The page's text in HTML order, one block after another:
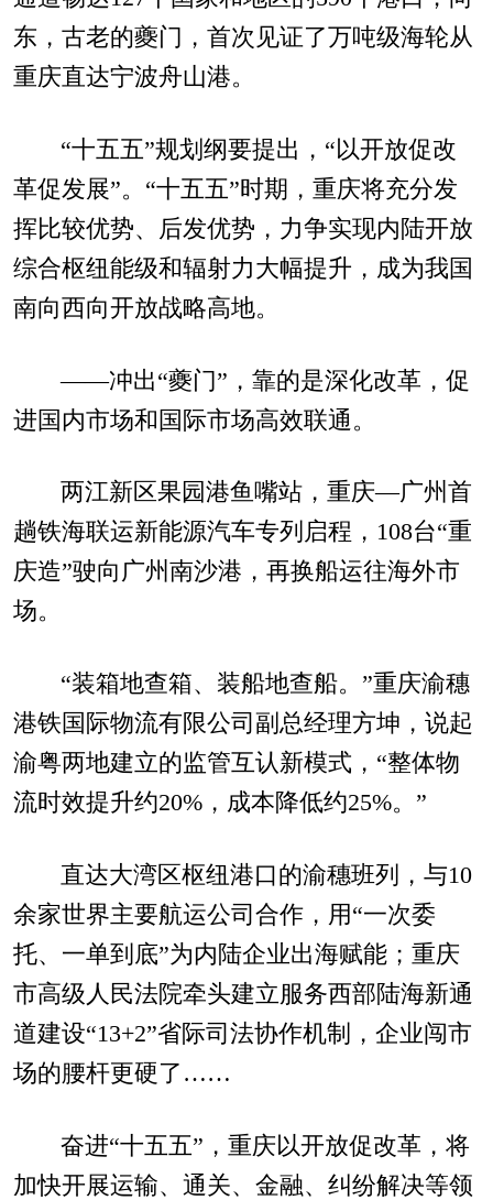
东，古老的夔门，首次见证了万吨级海轮从
重庆直达宁波舟山港。
“十五五”规划纲要提出，“以开放促改
革促发展”。“十五五”时期，重庆将充分发
挥比较优势、后发优势，力争实现内陆开放
综合枢纽能级和辐射力大幅提升，成为我国
南向西向开放战略高地。
——冲出“夔门”，靠的是深化改革，促
进国内市场和国际市场高效联通。
两江新区果园港鱼嘴站，重庆—广州首
趟铁海联运新能源汽车专列启程，108台“重
庆造”驶向广州南沙港，再换船运往海外市
场。
“装箱地查箱、装船地查船。”重庆渝穗
港铁国际物流有限公司副总经理方坤，说起
渝粤两地建立的监管互认新模式，“整体物
流时效提升约20%，成本降低约25%。”
直达大湾区枢纽港口的渝穗班列，与10
余家世界主要航运公司合作，用“一次委
托、一单到底”为内陆企业出海赋能；重庆
市高级人民法院牵头建立服务西部陆海新通
道建设“13+2”省际司法协作机制，企业闯市
场的腰杆更硬了……
奋进“十五五”，重庆以开放促改革，将
加快开展运输、通关、金融、纠纷解决等领